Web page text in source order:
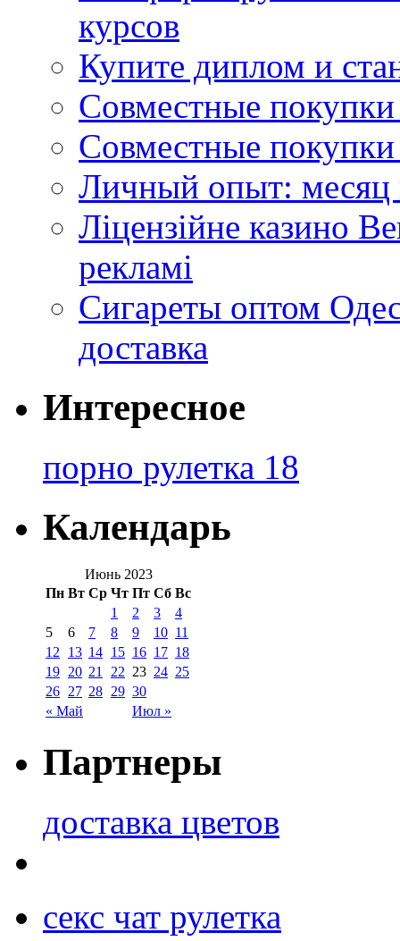
курсов
Купите диплом и
Совместные
Совместные покупки
Личный опыт: месяц
Ліцензійне казино
рекламі
Сигареты оптом
доставка
Интересное
порно рулетка 18
Календарь
Июнь 2023
Пн Вт Ср Чт Пт Сб Вс
« Май Июл »
1 2 3
4
5
6 7 8 9 10 11
12
13 14 15 16 17 18
19 20 21 22 23 24 25
26 27 28 29 30
Партнеры
доставка цветов
секс чат рулетка